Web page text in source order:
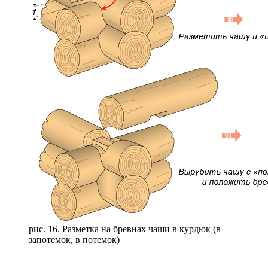
рис. 16. Разметка на бревнах чаши в курдюк (в
запотемок, в потемок)